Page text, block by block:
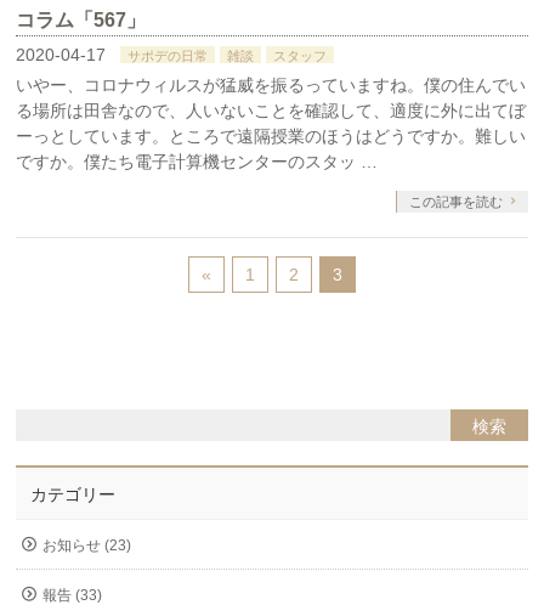
コラム「567」
2020-04-17 サポデの日常 雑談 スタッフ
いやー、コロナウィルスが猛威を振るっていますね。僕の住んでい
る場所は田舎なので、人いないことを確認して、適度に外に出てぼ
ーっとしています。ところで遠隔授業のほうはどうですか。難しい
ですか。僕たち電子計算機センターのスタッ …
この記事を読む
« 1 2 3
カテゴリー
お知らせ (23)
報告 (33)